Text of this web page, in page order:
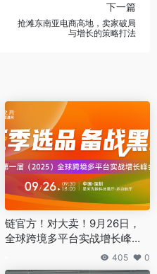
下一篇
抢滩东南亚电商高地，卖家破局
与增长的策略打法
链官方！对大卖！9月26日，
全球跨境多平台实战增长峰会
405 0